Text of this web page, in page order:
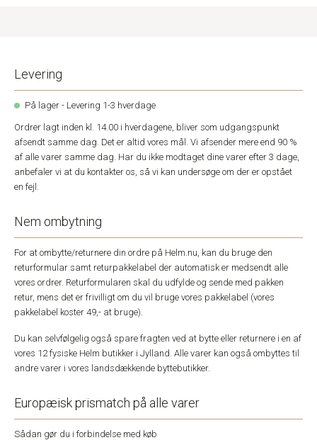
Levering
På lager - Levering 1-3 hverdage
Ordrer lagt inden kl. 14.00 i hverdagene, bliver som udgangspunkt
afsendt samme dag. Det er altid vores mål. Vi afsender mere end 90 %
af alle varer samme dag. Har du ikke modtaget dine varer efter 3 dage,
anbefaler vi at du kontakter os, så vi kan undersøge om der er opstået
en fejl.
Nem ombytning
For at ombytte/returnere din ordre på Helm.nu, kan du bruge den
returformular samt returpakkelabel der automatisk er medsendt alle
vores ordrer. Returformularen skal du udfylde og sende med pakken
retur, mens det er frivilligt om du vil bruge vores pakkelabel (vores
pakkelabel koster 49,- at bruge).
Du kan selvfølgelig også spare fragten ved at bytte eller returnere i en af
vores 12 fysiske Helm butikker i Jylland. Alle varer kan også ombyttes til
andre varer i vores landsdækkende byttebutikker.
Europæisk prismatch på alle varer
Sådan gør du i forbindelse med køb